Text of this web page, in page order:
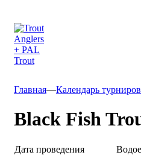
Главная—Календарь турниров
Black Fish
Дата проведения